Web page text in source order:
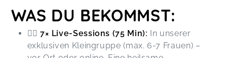
WAS DU BEKOMMST:
🧘‍♀️ 7× Live-Sessions (75 Min): In unserer
exklusiven Kleingruppe (max. 6-7 Frauen) –